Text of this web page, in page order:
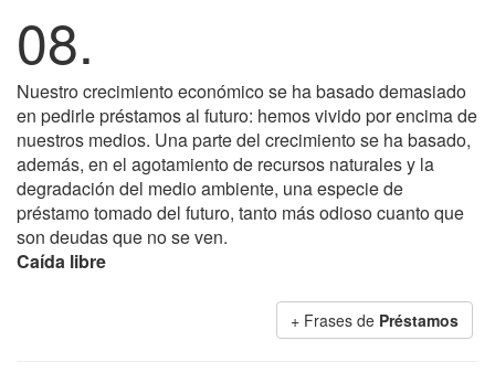
08.
Nuestro crecimiento económico se ha basado demasiado
en pedirle préstamos al futuro: hemos vivido por encima de
nuestros medios. Una parte del crecimiento se ha basado,
además, en el agotamiento de recursos naturales y la
degradación del medio ambiente, una especie de
préstamo tomado del futuro, tanto más odioso cuanto que
son deudas que no se ven.
Caída libre
+ Frases de Préstamos